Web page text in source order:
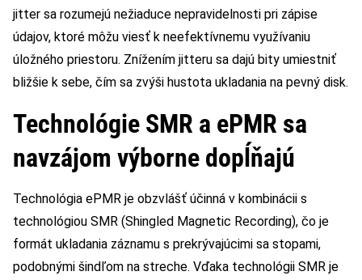
jitter sa rozumejú nežiaduce nepravidelnosti pri zápise
údajov, ktoré môžu viesť k neefektívnemu využívaniu
úložného priestoru. Znížením jitteru sa dajú bity umiestniť
bližšie k sebe, čím sa zvýši hustota ukladania na pevný disk.
Technológie SMR a ePMR sa
navzájom výborne dopĺňajú
Technológia ePMR je obzvlášť účinná v kombinácii s
technológiou SMR (Shingled Magnetic Recording), čo je
formát ukladania záznamu s prekrývajúcimi sa stopami,
podobnými šindľom na streche. Vďaka technológii SMR je